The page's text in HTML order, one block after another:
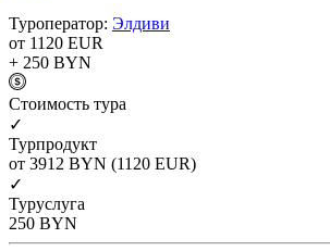
Туроператор: Элдиви
от 1120 EUR
+ 250 BYN
Cтоимость тура
✓
Турпродукт
от 3912 BYN (1120 EUR)
✓
Туруслуга
250 BYN